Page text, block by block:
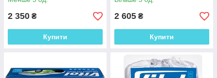
2 350 ₴
Купити
2 605 ₴
Купити